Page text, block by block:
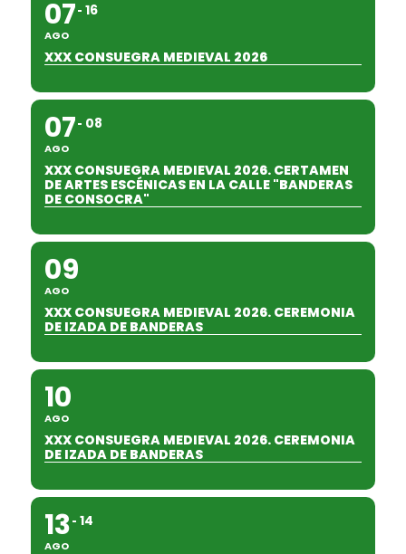
07
AGO
16
XXX CONSUEGRA MEDIEVAL 2026
07
AGO
08
XXX CONSUEGRA MEDIEVAL 2026. CERTAMEN
DE ARTES ESCÉNICAS EN LA CALLE "BANDERAS
DE CONSOCRA"
09
AGO
XXX CONSUEGRA MEDIEVAL 2026. CEREMONIA
DE IZADA DE BANDERAS
10
AGO
XXX CONSUEGRA MEDIEVAL 2026. CEREMONIA
DE IZADA DE BANDERAS
13
AGO
14